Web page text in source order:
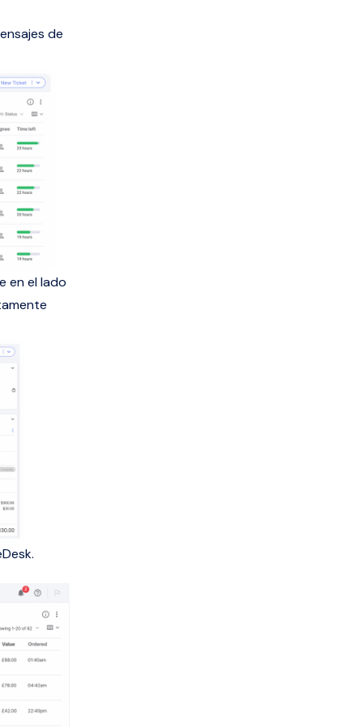
de
en el lado